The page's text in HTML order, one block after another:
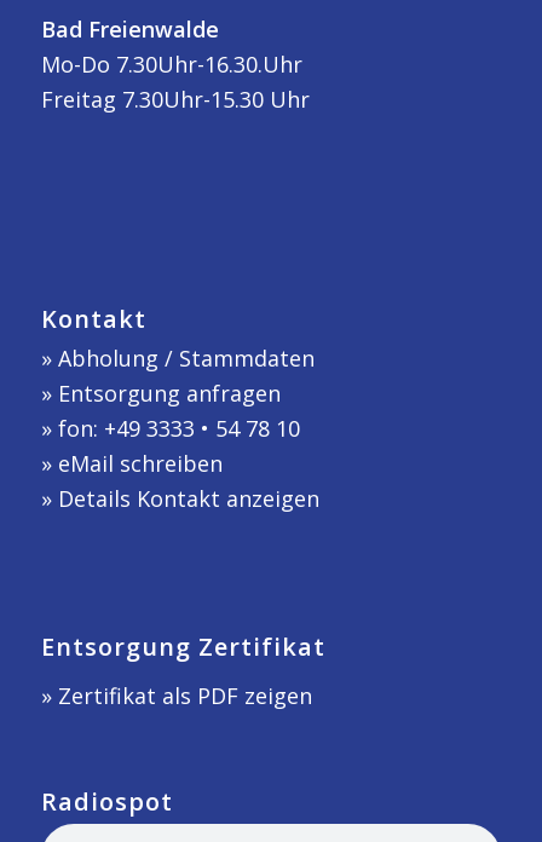
Bad Freienwalde
Mo-Do 7.30Uhr-16.30.Uhr
Freitag 7.30Uhr-15.30 Uhr
Kontakt
» Abholung / Stammdaten
» Entsorgung anfragen
» fon: +49 3333 • 54 78 10
» eMail schreiben
» Details Kontakt anzeigen
Entsorgung Zertifikat
» Zertifikat als PDF zeigen
Radiospot